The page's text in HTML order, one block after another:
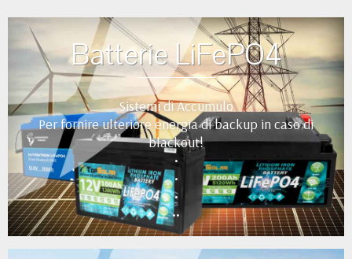
Batterie LiFePO4
Sistemi di Accumulo
Per fornire ulteriore energia di backup in caso di
blackout!
•
•
•
••